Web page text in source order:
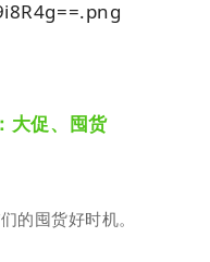
大促、囤货
的囤货好时机。